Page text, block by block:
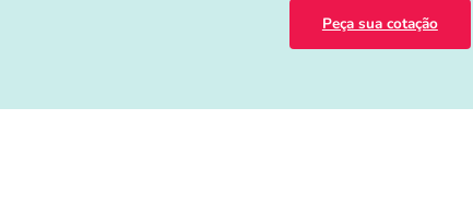
Peça sua cotação